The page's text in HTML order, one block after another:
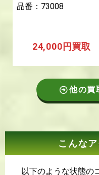
品番：73008
24,000円買取
他の買
こんな
以下のような状態の